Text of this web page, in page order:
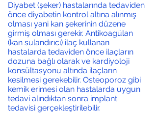
Diyabet (şeker) hastalarında tedaviden
önce diyabetin kontrol altına alınmış
olması yani kan şekerinin düzene
girmiş olması gerekir. Antikoagülan
(kan sulandırıcı) ilaç kullanan
hastalarda tedaviden önce ilaçların
dozuna bağlı olarak ve kardiyoloji
konsültasyonu altında ilaçların
kesilmesi gerekebilir. Osteoporoz gibi
kemik erimesi olan hastalarda uygun
tedavi alındıktan sonra implant
tedavisi gerçekleştirilebilir.